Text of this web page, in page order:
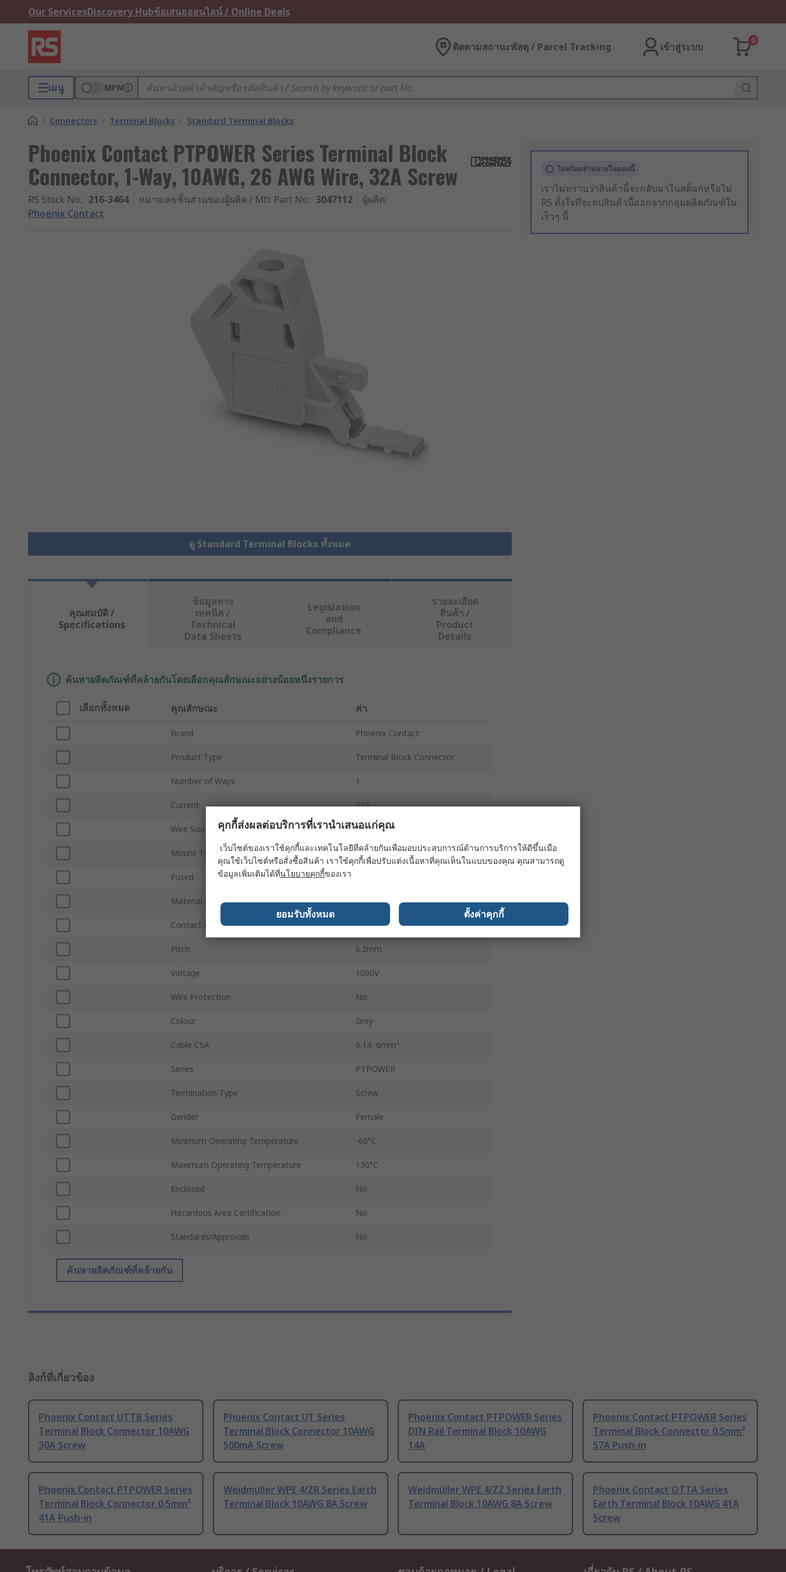
Our ServicesDiscovery Hubข้อเสนอออนไลน์ / Online Deals
ติดตามสถานะพัสดุ / Parcel Tracking เข้าสู่ระบบ
0
เมนู MPN
/ Connectors / Terminal Blocks / Standard Terminal Blocks
Phoenix Contact PTPOWER Series Terminal Block
Connector, 1-Way, 10AWG, 26 AWG Wire, 32A Screw
RS Stock No.: 216-3464 หมายเลขชิ้นส่วนของผู้ผลิต / Mfr. Part No.: 3047112 ผู้ผลิต:
Phoenix Contact
ดู Standard Terminal Blocks ทั้งหมด
ไม่พร้อมจำหน่ายในตอนนี้
เราไม่ทราบว่าสินค้านี้จะกลับมาในสต็อกหรือไม่
RS ตั้งใจที่จะลบสินค้านี้ออกจากกลุ่มผลิตภัณฑ์ใน
เร็วๆ นี้
คุณสมบัติ /
Specifications
ข้อมูลทาง
เทคนิค /
Technical
Data Sheets
Legislation
and
Compliance
รายละเอียด
สินค้า /
Product
Details
ค้นหาผลิตภัณฑ์ที่คล้ายกันโดยเลือกคุณลักษณะอย่างน้อยหนึ่งรายการ
เลือกทั้งหมด คุณลักษณะ ค่า
Brand Phoenix Contact
Product Type Terminal Block Connector
Number of Ways 1
Current 32A
Wire Size 10, 26AWG
Mount Type DIN Rail
Fused
Material Polyamide
Contact Material Polyamide
Pitch 6.2mm
Voltage 1000V
Wire Protection No
Colour Grey
Cable CSA 0.14, 6mm²
Series PTPOWER
Termination Type Screw
Gender Female
Minimum Operating Temperature -60°C
Maximum Operating Temperature 130°C
Enclosed No
Hazardous Area Certification No
Standards/Approvals No
ค้นหาผลิตภัณฑ์ที่คล้ายกัน
ลิงก์ที่เกี่ยวข้อง
Phoenix Contact UTTB Series
Terminal Block Connector 10AWG
30A Screw
Phoenix Contact UT Series
Terminal Block Connector 10AWG
500mA Screw
Phoenix Contact PTPOWER Series
DIN Rail Terminal Block 10AWG
14A
Phoenix Contact PTPOWER Series
Terminal Block Connector 0.5mm²
57A Push-in
Phoenix Contact PTPOWER Series
Terminal Block Connector 0.5mm²
41A Push-in
Weidmüller WPE 4/ZR Series Earth
Terminal Block 10AWG 8A Screw
Weidmüller WPE 4/ZZ Series Earth
Terminal Block 10AWG 8A Screw
Phoenix Contact OTTA Series
Earth Terminal Block 10AWG 41A
Screw
คุกกี้ส่งผลต่อบริการที่เรานำเสนอแก่คุณ
เว็บไซต์ของเราใช้คุกกี้และเทคโนโลยีที่คล้ายกันเพื่อมอบประสบการณ์ด้านการบริการให้ดีขึ้นเมื่อ
คุณใช้เว็บไซต์หรือสั่งซื้อสินค้า เราใช้คุกกี้เพื่อปรับแต่งเนื้อหาที่คุณเห็นในแบบของคุณ คุณสามารถดู
ข้อมูลเพิ่มเติมได้ที่นโยบายคุกกี้ของเรา
ยอมรับทั้งหมด ตั้งค่าคุกกี้